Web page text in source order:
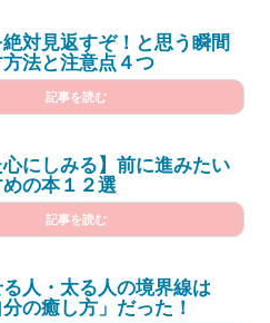
対見返すぞ！と思う瞬間
法と注意点４つ
記事を読む
心にしみる】前に進みたい
の本１２選
記事を読む
人・太る人の境界線は
分の癒し方」だった！